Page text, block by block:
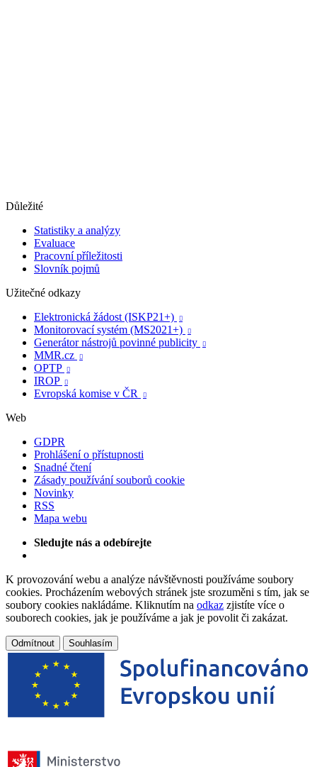
Důležité
Statistiky a analýzy
Evaluace
Pracovní příležitosti
Slovník pojmů
Užitečné odkazy
Elektronická žádost (ISKP21+)

Monitorovací systém (MS2021+) 
Generátor nástrojů povinné publicity 
MMR.cz 
OPTP 
IROP 
Evropská komise v ČR 
Web
GDPR
Prohlášení o přístupnosti
Snadné čtení
Zásady používání souborů cookie
Novinky
RSS
Mapa webu
Sledujte nás a odebírejte
K provozování webu a analýze návštěvnosti používáme soubory
cookies. Procházením webových stránek jste srozuměni s tím, jak se
soubory cookies nakládáme. Kliknutím na odkaz zjistíte více o
souborech cookies, jak je používáme a jak je povolit či zakázat.
Odmítnout Souhlasím